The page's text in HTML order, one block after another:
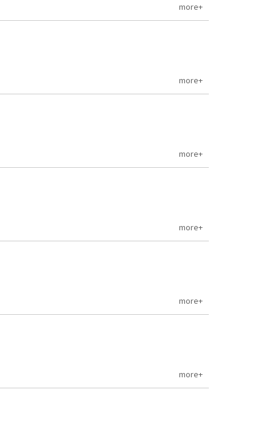
more+
more+
more+
more+
more+
more+